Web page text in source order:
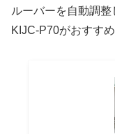
ルーバーを自動調
KIJC-P70がおすすめ